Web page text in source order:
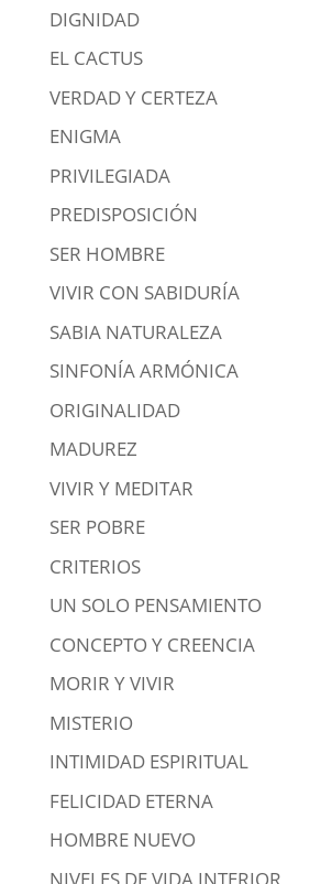
DIGNIDAD
EL CACTUS
VERDAD Y CERTEZA
ENIGMA
PRIVILEGIADA
PREDISPOSICIÓN
SER HOMBRE
VIVIR CON SABIDURÍA
SABIA NATURALEZA
SINFONÍA ARMÓNICA
ORIGINALIDAD
MADUREZ
VIVIR Y MEDITAR
SER POBRE
CRITERIOS
UN SOLO PENSAMIENTO
CONCEPTO Y CREENCIA
MORIR Y VIVIR
MISTERIO
INTIMIDAD ESPIRITUAL
FELICIDAD ETERNA
HOMBRE NUEVO
NIVELES DE VIDA INTERIOR